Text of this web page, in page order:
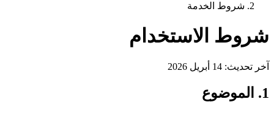
شروط الخدمة
شروط الاستخدام
آخر تحديث: 14 أبريل 2026
1. الموضوع